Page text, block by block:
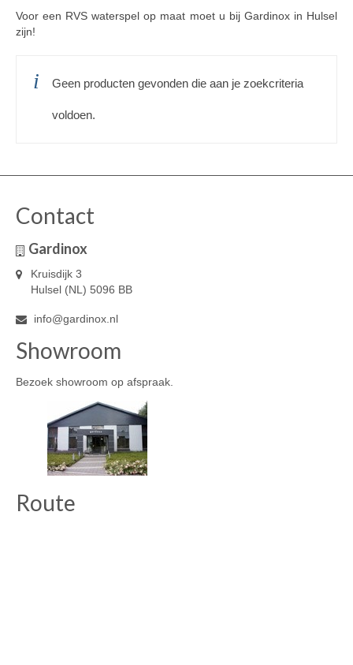
Voor een RVS waterspel op maat moet u bij Gardinox in Hulsel
zijn!
Geen producten gevonden die aan je zoekcriteria
voldoen.
Contact
Gardinox
Kruisdijk 3
Hulsel (NL) 5096 BB
info@gardinox.nl
Showroom
Bezoek showroom op afspraak.
Route